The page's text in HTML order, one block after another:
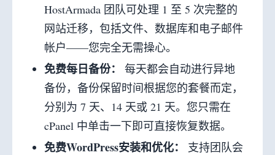
HostArmada 团队可处理 1 至 5 次完整的
网站迁移，包括文件、数据库和电子邮件
帐户——您完全无需操心。
免费每日备份：
每天都会自动进行异地
备份，备份保留时间根据您的套餐而定，
分别为 7 天、14 天或 21 天。您只需在
cPanel 中单击一下即可直接恢复数据。
免费WordPress安装和优化：
支持团队会